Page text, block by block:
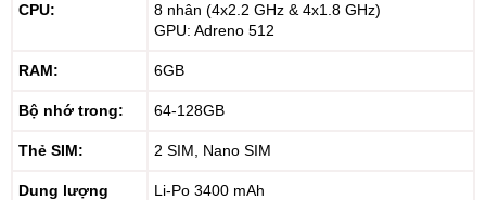
CPU:
8 nhân (4x2.2 GHz & 4x1.8 GHz)
GPU: Adreno 512
RAM: 6GB
Bộ nhớ trong: 64-128GB
Thẻ SIM: 2 SIM, Nano SIM
Dung lượng
Li-Po 3400 mAh